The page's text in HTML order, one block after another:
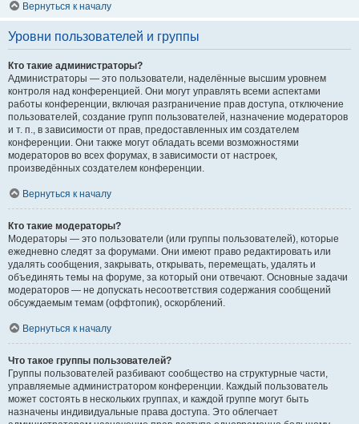
Вернуться к началу
Уровни пользователей и группы
Кто такие администраторы?
Администраторы — это пользователи, наделённые высшим уровнем
контроля над конференцией. Они могут управлять всеми аспектами
работы конференции, включая разграничение прав доступа, отключение
пользователей, создание групп пользователей, назначение модераторов
и т. п., в зависимости от прав, предоставленных им создателем
конференции. Они также могут обладать всеми возможностями
модераторов во всех форумах, в зависимости от настроек,
произведённых создателем конференции.
Вернуться к началу
Кто такие модераторы?
Модераторы — это пользователи (или группы пользователей), которые
ежедневно следят за форумами. Они имеют право редактировать или
удалять сообщения, закрывать, открывать, перемещать, удалять и
объединять темы на форуме, за который они отвечают. Основные задачи
модераторов — не допускать несоответствия содержания сообщений
обсуждаемым темам (оффтопик), оскорблений.
Вернуться к началу
Что такое группы пользователей?
Группы пользователей разбивают сообщество на структурные части,
управляемые администратором конференции. Каждый пользователь
может состоять в нескольких группах, и каждой группе могут быть
назначены индивидуальные права доступа. Это облегчает